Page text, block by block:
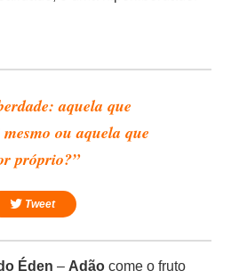
aquela que
ou aquela que
próprio?”
Tweet
Éden – Adão come o fruto